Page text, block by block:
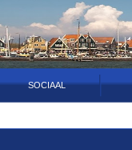
SOCIAAL